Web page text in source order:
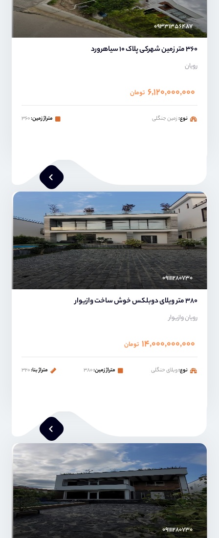
۰۹۳۳۱۳۵۶۴۸۷
360 متر زمین شهرکی پلاک 10 سیاهرورد
رویان
۶,۱۲۰,۰۰۰,۰۰۰ تومان
نوع:زمین جنگلی متراژ زمین:۳۶۰
محمد صنعتی
۰۹۱۱۱۲۸۰۷۳۰
380 متر ویلای دوبلکس خوش ساخت وازیوار
رویان وازیوار
۱۴,۰۰۰,۰۰۰,۰۰۰ تومان
نوع:ویلای حنگلی متراژ زمین:۳۸۰ متراژ بنا:۳۲۰
۰۹۱۱۱۲۸۰۷۳۰